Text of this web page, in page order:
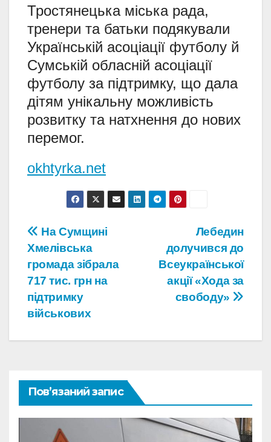
Тростянецька міська рада,
тренери та батьки подякували
Українській асоціації футболу й
Сумській обласній асоціації
футболу за підтримку, що дала
дітям унікальну можливість
розвитку та натхнення до нових
перемог.
okhtyrka.net
Навігація
записів
Лебедин
долучився до
Всеукраїнської
акції «Хода за
свободу»
На Сумщині
Хмелівська
громада зібрала
717 тис. грн на
підтримку
військових
Пов’язаний запис